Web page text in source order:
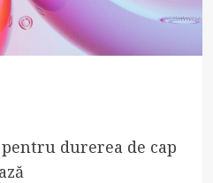
durerea de cap